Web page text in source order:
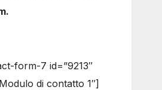
form-7 id=”9213″
di contatto 1″]